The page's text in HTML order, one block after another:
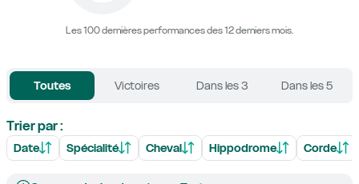
Les 100 dernières performances des 12 derniers mois.
Toutes Victoires Dans les 3 Dans les 5
Trier par :
Date Spécialité Cheval Hippodrome Corde